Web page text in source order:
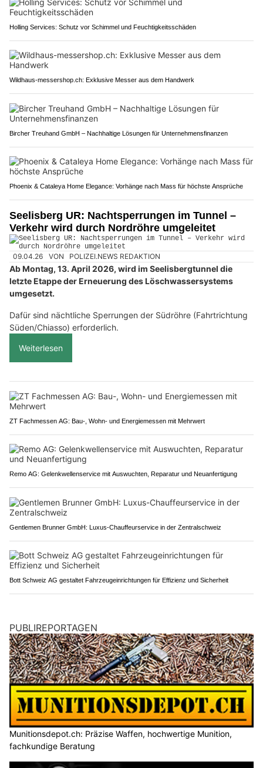
Holling Services: Schutz vor Schimmel und Feuchtigkeitsschäden
Wildhaus-messershop.ch: Exklusive Messer aus dem Handwerk
Bircher Treuhand GmbH – Nachhaltige Lösungen für Unternehmensfinanzen
Phoenix & Cataleya Home Elegance: Vorhänge nach Mass für höchste Ansprüche
Seelisberg UR: Nachtsperrungen im Tunnel –
Verkehr wird durch Nordröhre umgeleitet
09.04.26 VON POLIZEI.NEWS REDAKTION
Ab Montag, 13. April 2026, wird im Seelisbergtunnel die
letzte Etappe der Erneuerung des Löschwassersystems
umgesetzt.
Dafür sind nächtliche Sperrungen der Südröhre (Fahrtrichtung
Süden/Chiasso) erforderlich.
Weiterlesen
ZT Fachmessen AG: Bau-, Wohn- und Energiemessen mit Mehrwert
Remo AG: Gelenkwellenservice mit Auswuchten, Reparatur und Neuanfertigung
Gentlemen Brunner GmbH: Luxus-Chauffeurservice in der Zentralschweiz
Bott Schweiz AG gestaltet Fahrzeugeinrichtungen für Effizienz und Sicherheit
PUBLIREPORTAGEN
Munitionsdepot.ch: Präzise Waffen, hochwertige Munition,
fachkundige Beratung